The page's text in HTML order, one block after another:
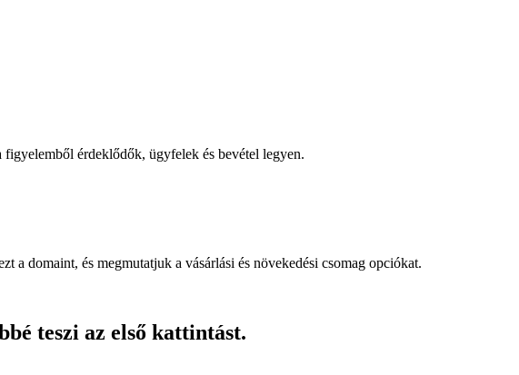
érdeklődők, ügyfelek és bevétel legyen.
a domaint, és megmutatjuk a vásárlási és növekedési csomag opciókat.
teszi az első kattintást.